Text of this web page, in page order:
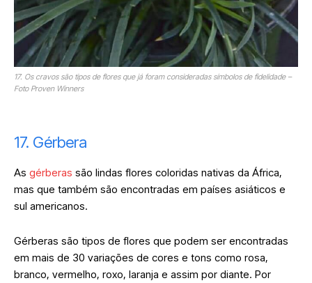
17. Os cravos são tipos de flores que já foram consideradas símbolos de fidelidade –
Foto Proven Winners
17. Gérbera
As gérberas são lindas flores coloridas nativas da África,
mas que também são encontradas em países asiáticos e
sul americanos.
Gérberas são tipos de flores que podem ser encontradas
em mais de 30 variações de cores e tons como rosa,
branco, vermelho, roxo, laranja e assim por diante. Por